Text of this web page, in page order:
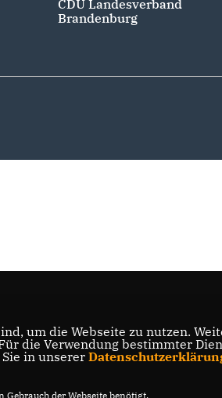
CDU Landesverband
Brandenburg
um die Webseite zu nutzen.
die Verwendung bestimmter
in unserer
der Webseite benötigt.